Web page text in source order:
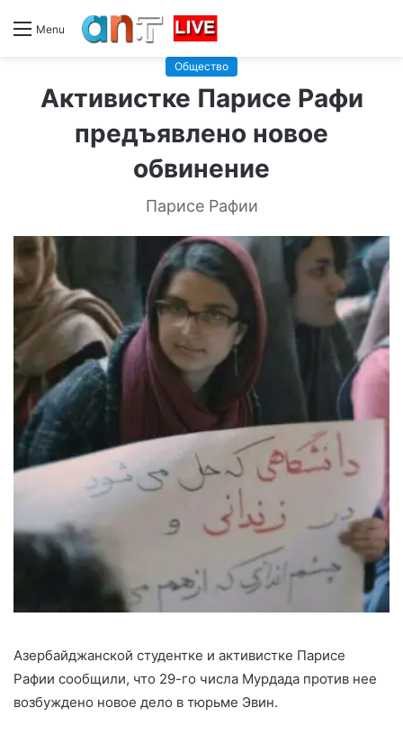
Menu
Общество
Активистке Парисе Рафи
предъявлено новое
обвинение
Парисе Рафии
Азербайджанской студентке и активистке Парисе
Рафии сообщили, что 29-го числа Мурдада против нее
возбуждено новое дело в тюрьме Эвин.